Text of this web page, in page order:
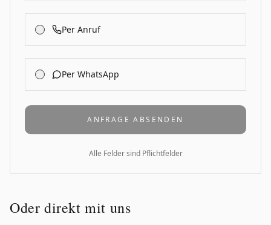
Per Anruf
Per WhatsApp
ANFRAGE ABSENDEN
Alle Felder sind Pflichtfelder
Oder direkt mit uns